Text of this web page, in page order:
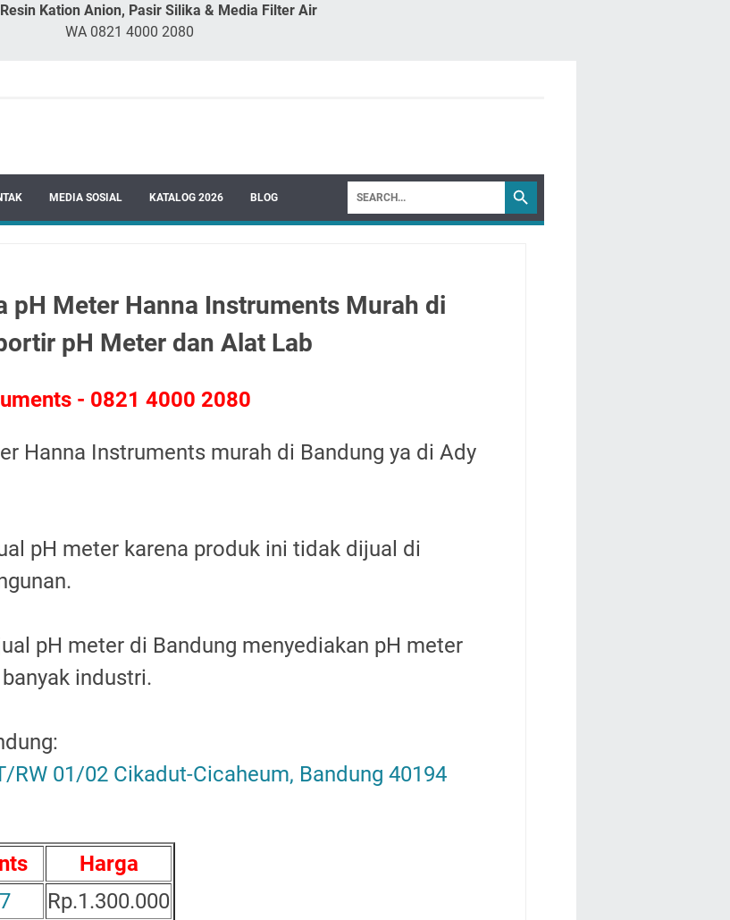
Kation Anion, Pasir Silika & Media Filter Air
WA 0821 4000 2080
MEDIA SOSIAL KATALOG 2026 BLOG
pH Meter Hanna Instruments Murah di
pH Meter dan Alat Lab
- 0821 4000 2080
Hanna Instruments murah di Bandung ya di Ady
pH meter karena produk ini tidak dijual di
pH meter di Bandung menyediakan pH meter
industri.
RW 01/02 Cikadut-Cicaheum, Bandung 40194
Harga
Rp.1.300.000